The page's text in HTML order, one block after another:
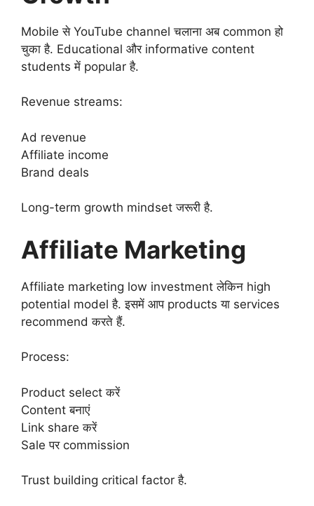
Mobile से YouTube channel चलाना अब common हो
चुका है. Educational और informative content
students में popular है.
Revenue streams:
Ad revenue
Affiliate income
Brand deals
Long-term growth mindset जरूरी है.
Affiliate Marketing
Affiliate marketing low investment लेकिन high
potential model है. इसमें आप products या services
recommend करते हैं.
Process:
Product select करें
Content बनाएं
Link share करें
Sale पर commission
Trust building critical factor है.